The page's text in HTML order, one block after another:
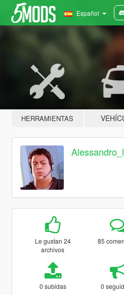
Español
HERRAMIENTAS
Le gustan 24
archivos
85
0 subidas 0